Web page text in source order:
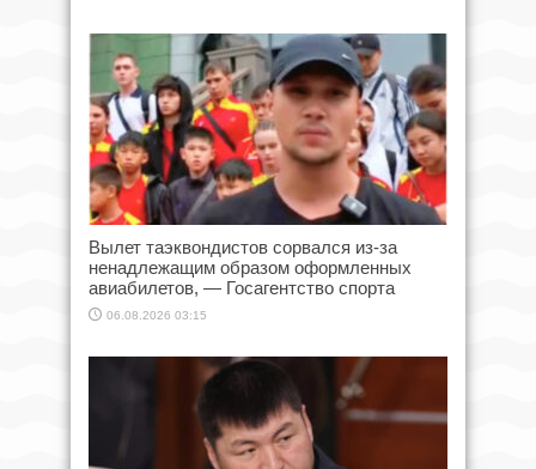
Вылет таэквондистов сорвался из-за
ненадлежащим образом оформленных
авиабилетов, — Госагентство спорта
06.08.2026 03:15